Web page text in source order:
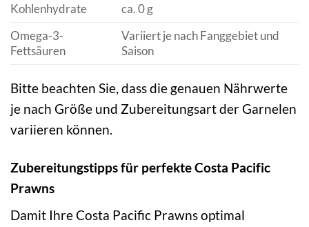
Kohlenhydrate
ca. 0 g
Omega-3-
Fettsäuren
Variiert je nach Fanggebiet und
Saison
Bitte beachten Sie, dass die genauen Nährwerte
je nach Größe und Zubereitungsart der Garnelen
variieren können.
Zubereitungstipps für perfekte Costa Pacific
Prawns
Damit Ihre Costa Pacific Prawns optimal